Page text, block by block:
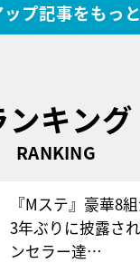
ップ記事をもっ
ンキング
RANKING
『Mステ』豪華8
3年ぶりに披露さ
ンセラー達…